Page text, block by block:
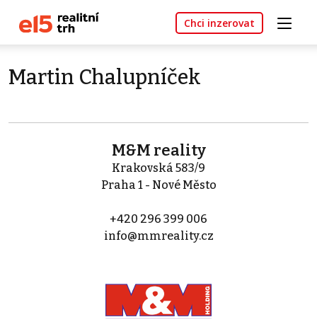
Chci inzerovat
Martin Chalupníček
M&M reality
Krakovská 583/9
Praha 1 - Nové Město
+420 296 399 006
info@mmreality.cz